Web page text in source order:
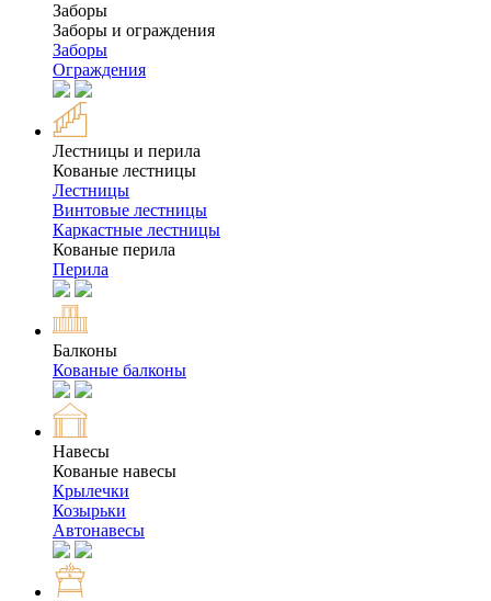
Заборы
Заборы и ограждения
Заборы
Ограждения
Лестницы и перила
Кованые лестницы
Лестницы
Винтовые лестницы
Каркастные лестницы
Кованые перила
Перила
Балконы
Кованые балконы
Навесы
Кованые навесы
Крылечки
Козырьки
Автонавесы